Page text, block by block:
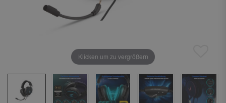
Klicken um zu vergrößern